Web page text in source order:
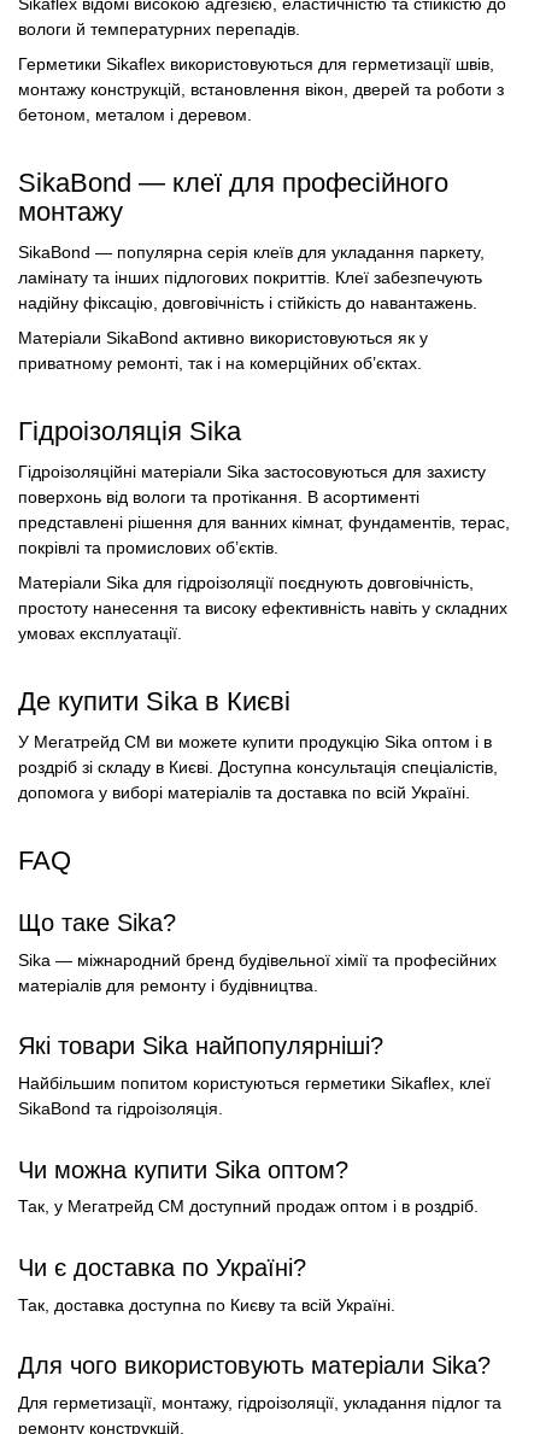
вологи й температурних перепадів.
Герметики Sikaflex використовуються для герметизації швів,
монтажу конструкцій, встановлення вікон, дверей та роботи з
бетоном, металом і деревом.
SikaBond — клеї для професійного
монтажу
SikaBond — популярна серія клеїв для укладання паркету,
ламінату та інших підлогових покриттів. Клеї забезпечують
надійну фіксацію, довговічність і стійкість до навантажень.
Матеріали SikaBond активно використовуються як у
приватному ремонті, так і на комерційних об’єктах.
Гідроізоляція Sika
Гідроізоляційні матеріали Sika застосовуються для захисту
поверхонь від вологи та протікання. В асортименті
представлені рішення для ванних кімнат, фундаментів, терас,
покрівлі та промислових об’єктів.
Матеріали Sika для гідроізоляції поєднують довговічність,
простоту нанесення та високу ефективність навіть у складних
умовах експлуатації.
Де купити Sika в Києві
У Мегатрейд СМ ви можете купити продукцію Sika оптом і в
роздріб зі складу в Києві. Доступна консультація спеціалістів,
допомога у виборі матеріалів та доставка по всій Україні.
FAQ
Що таке Sika?
Sika — міжнародний бренд будівельної хімії та професійних
матеріалів для ремонту і будівництва.
Які товари Sika найпопулярніші?
Найбільшим попитом користуються герметики Sikaflex, клеї
SikaBond та гідроізоляція.
Чи можна купити Sika оптом?
Так, у Мегатрейд СМ доступний продаж оптом і в роздріб.
Чи є доставка по Україні?
Так, доставка доступна по Києву та всій Україні.
Для чого використовують матеріали Sika?
Для герметизації, монтажу, гідроізоляції, укладання підлог та
ремонту конструкцій.